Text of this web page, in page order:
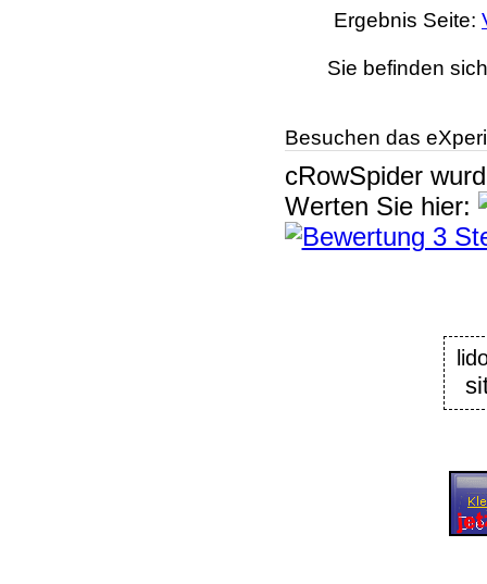
Ergebnis Seite:
Sie befinden
Besuchen das
cRowSpider
Werten Sie hier: